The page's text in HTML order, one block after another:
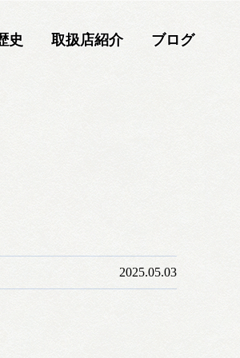
史 取扱店紹介
ブログ
2025.05.03